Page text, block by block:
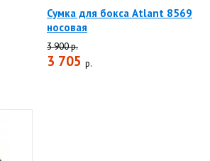
Сумка для бокса Atlant 8569
носовая
3 900 р.
3 705 р.